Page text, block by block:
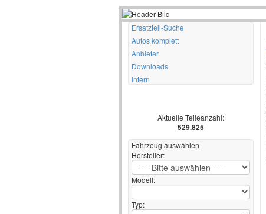
Ersatzteil-Suche
Autos komplett
Anbieter
Downloads
Intern
Aktuelle Teileanzahl:
529.825
Fahrzeug auswählen
Hersteller:
Modell:
Typ: